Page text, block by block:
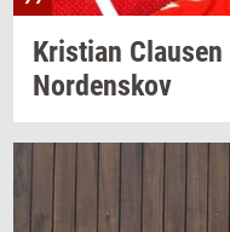
Kri­sti­an Clau­sen
Nor­denskov